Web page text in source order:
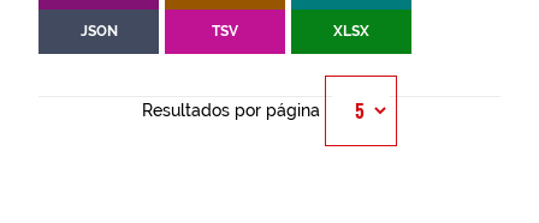
JSON TSV XLSX
Resultados por página